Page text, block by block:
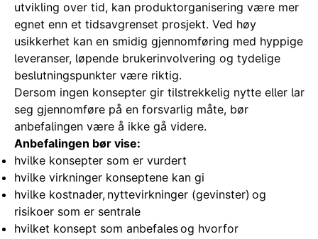
utvikling over tid, kan produktorganisering være mer
egnet enn et tidsavgrenset prosjekt. Ved høy
usikkerhet kan en smidig gjennomføring med hyppige
leveranser, løpende brukerinvolvering og tydelige
beslutningspunkter være riktig.
Dersom ingen konsepter gir tilstrekkelig nytte eller lar
seg gjennomføre på en forsvarlig måte, bør
anbefalingen være å ikke gå videre.
Anbefalingen bør vise:
hvilke konsepter som er vurdert
hvilke virkninger konseptene kan gi
hvilke kostnader, nyttevirkninger (gevinster) og
risikoer som er sentrale
hvilket konsept som anbefales og hvorfor